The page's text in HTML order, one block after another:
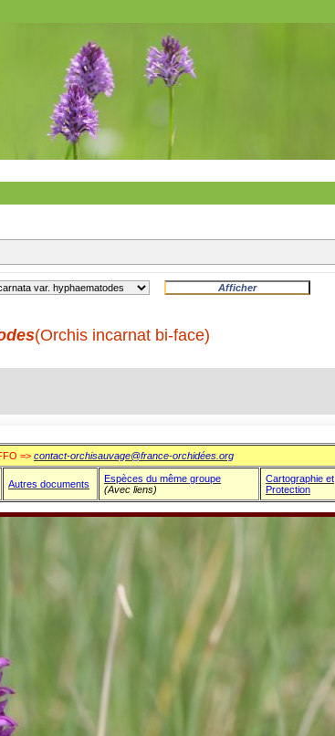
(Orchis incarnat bi-face)
=> contact-orchisauvage@france-orchidées.org
Autres documents
Espèces du même groupe
(Avec liens)
Cartographie et
Protection